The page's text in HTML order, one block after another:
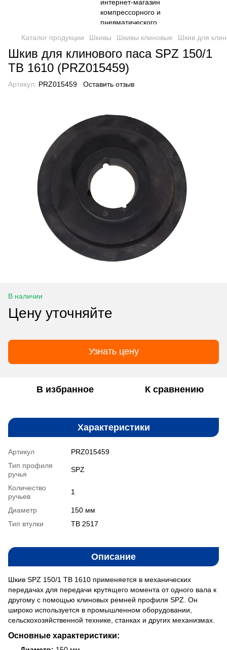
Каталог продукции Шкивы Шкивы клиновые Шкив для
Шкив для клинового паса SPZ 150/1
ТВ 1610 (PRZ015459)
Артикул: PRZ015459 Оставить отзыв
В наличии
Цену уточняйте
Узнать цену
В избранное К сравнению
Характеристики
Артикул
PRZ015459
Тип профиля
ручья
SPZ
Количество
ручьев
1
Диаметр
150 мм
Тип втулки
ТВ 2517
Описание
Шкив SPZ 150/1 ТВ 1610 применяется в механических
передачах для передачи крутящего момента от одного вала к
другому с помощью клиновых ремней профиля SPZ. Он
широко используется в промышленном оборудовании,
сельскохозяйственной технике, станках и других механизмах.
Основные характеристики: